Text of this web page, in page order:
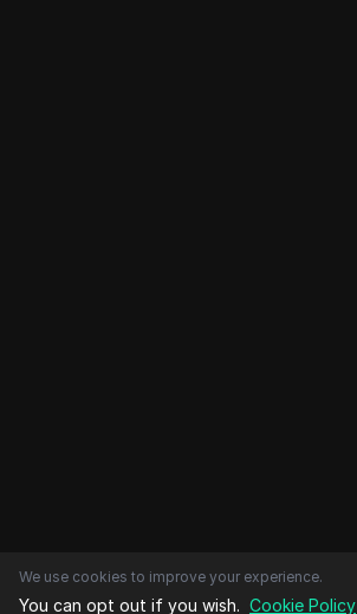
We use cookies to improve your experience.
You can opt out if you wish. Cookie Policy